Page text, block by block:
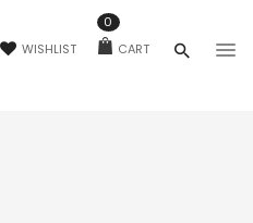
WISHLIST CART
0